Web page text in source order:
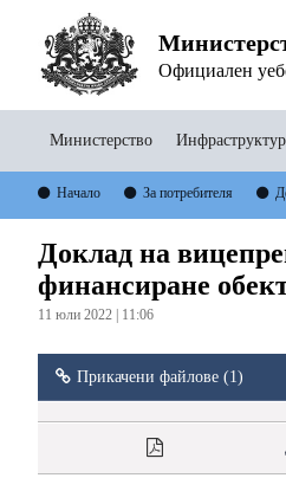
Официален
Министерство
Начало За потребителя
Доклад на
финансиране
11 юли 2022 | 11:06
Прикачени файлове (1)